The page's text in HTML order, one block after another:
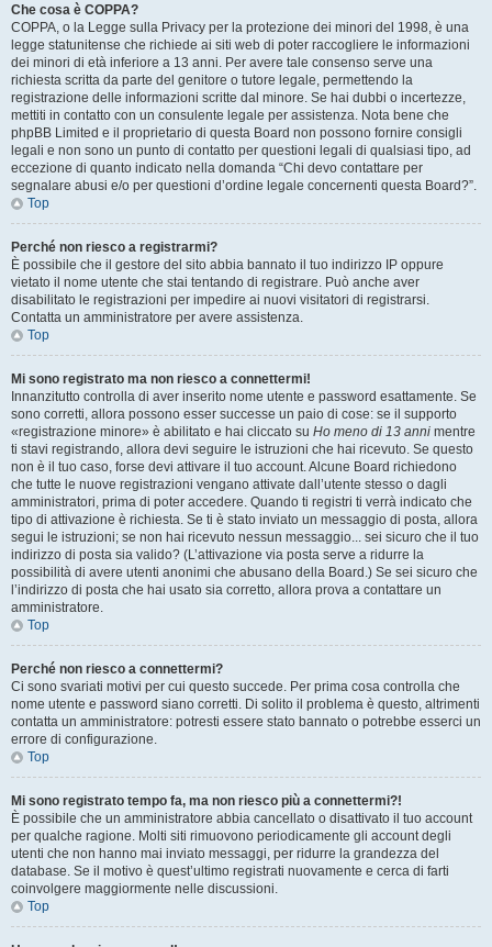
Che cosa è COPPA?
COPPA, o la Legge sulla Privacy per la protezione dei minori del 1998, è una
legge statunitense che richiede ai siti web di poter raccogliere le informazioni
dei minori di età inferiore a 13 anni. Per avere tale consenso serve una
richiesta scritta da parte del genitore o tutore legale, permettendo la
registrazione delle informazioni scritte dal minore. Se hai dubbi o incertezze,
mettiti in contatto con un consulente legale per assistenza. Nota bene che
phpBB Limited e il proprietario di questa Board non possono fornire consigli
legali e non sono un punto di contatto per questioni legali di qualsiasi tipo, ad
eccezione di quanto indicato nella domanda “Chi devo contattare per
segnalare abusi e/o per questioni d’ordine legale concernenti questa Board?”.
Top
Perché non riesco a registrarmi?
È possibile che il gestore del sito abbia bannato il tuo indirizzo IP oppure
vietato il nome utente che stai tentando di registrare. Può anche aver
disabilitato le registrazioni per impedire ai nuovi visitatori di registrarsi.
Contatta un amministratore per avere assistenza.
Top
Mi sono registrato ma non riesco a connettermi!
Innanzitutto controlla di aver inserito nome utente e password esattamente. Se
sono corretti, allora possono esser successe un paio di cose: se il supporto
«registrazione minore» è abilitato e hai cliccato su Ho meno di 13 anni mentre
ti stavi registrando, allora devi seguire le istruzioni che hai ricevuto. Se questo
non è il tuo caso, forse devi attivare il tuo account. Alcune Board richiedono
che tutte le nuove registrazioni vengano attivate dall’utente stesso o dagli
amministratori, prima di poter accedere. Quando ti registri ti verrà indicato che
tipo di attivazione è richiesta. Se ti è stato inviato un messaggio di posta, allora
segui le istruzioni; se non hai ricevuto nessun messaggio... sei sicuro che il tuo
indirizzo di posta sia valido? (L’attivazione via posta serve a ridurre la
possibilità di avere utenti anonimi che abusano della Board.) Se sei sicuro che
l’indirizzo di posta che hai usato sia corretto, allora prova a contattare un
amministratore.
Top
Perché non riesco a connettermi?
Ci sono svariati motivi per cui questo succede. Per prima cosa controlla che
nome utente e password siano corretti. Di solito il problema è questo, altrimenti
contatta un amministratore: potresti essere stato bannato o potrebbe esserci un
errore di configurazione.
Top
Mi sono registrato tempo fa, ma non riesco più a connettermi?!
È possibile che un amministratore abbia cancellato o disattivato il tuo account
per qualche ragione. Molti siti rimuovono periodicamente gli account degli
utenti che non hanno mai inviato messaggi, per ridurre la grandezza del
database. Se il motivo è quest’ultimo registrati nuovamente e cerca di farti
coinvolgere maggiormente nelle discussioni.
Top